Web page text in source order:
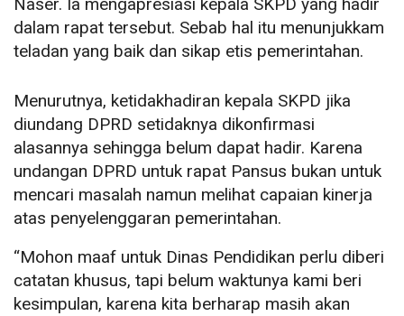
dalam rapat tersebut. Sebab hal itu menunjukkam
teladan yang baik dan sikap etis pemerintahan.
Menurutnya, ketidakhadiran kepala SKPD jika
diundang DPRD setidaknya dikonfirmasi
alasannya sehingga belum dapat hadir. Karena
undangan DPRD untuk rapat Pansus bukan untuk
mencari masalah namun melihat capaian kinerja
atas penyelenggaran pemerintahan.
“Mohon maaf untuk Dinas Pendidikan perlu diberi
catatan khusus, tapi belum waktunya kami beri
kesimpulan, karena kita berharap masih akan